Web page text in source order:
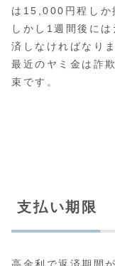
は15,000円程しか
しかし1週間後に
済しなければなり
最近のヤミ金は詐
束です。
支払い期限